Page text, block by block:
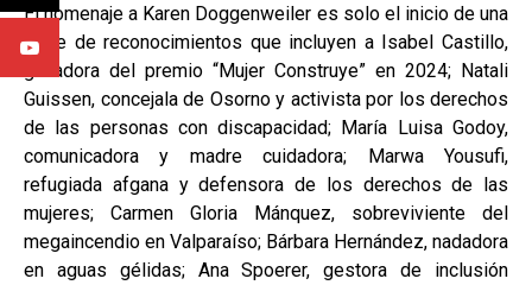
El homenaje a Karen Doggenweiler es solo el inicio de una
serie de reconocimientos que incluyen a Isabel Castillo,
ganadora del premio “Mujer Construye” en 2024; Natali
Guissen, concejala de Osorno y activista por los derechos
de las personas con discapacidad; María Luisa Godoy,
comunicadora y madre cuidadora; Marwa Yousufi,
refugiada afgana y defensora de los derechos de las
mujeres; Carmen Gloria Mánquez, sobreviviente del
megaincendio en Valparaíso; Bárbara Hernández, nadadora
en aguas gélidas; Ana Spoerer, gestora de inclusión